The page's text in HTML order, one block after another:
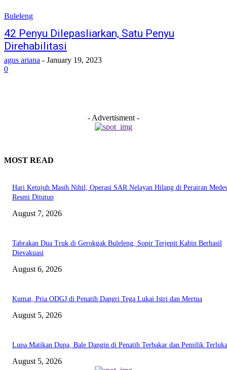
Buleleng
42 Penyu Dilepasliarkan, Satu Penyu
Direhabilitasi
agus ariana - January 19, 2023
0
- Advertisment -
MOST READ
Hari Ketujuh Masih Nihil, Operasi SAR Nelayan Hilang di Perairan
Resmi Ditutup
August 7, 2026
Tabrakan Dua Truk di Gerokgak Buleleng, Sopir Terjepit Kabin Berhasil
Dievakuasi
August 6, 2026
Kumat, Pria ODGJ di Penatih Dangri Tega Lukai Istri dan Mertua
August 5, 2026
Lupa Matikan Dupa, Bale Dangin di Penatih Terbakar dan Pemilik Terluka
August 5, 2026